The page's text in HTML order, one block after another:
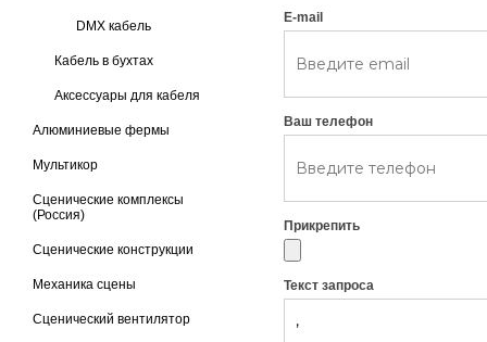
DMX кабель
Кабель в бухтах
Аксессуары для кабеля
Алюминиевые фермы
Мультикор
Сценические комплексы
(Россия)
Сценические конструкции
Механика сцены
Сценический вентилятор
E-mail
Ваш телефон
Прикрепить
Текст запроса